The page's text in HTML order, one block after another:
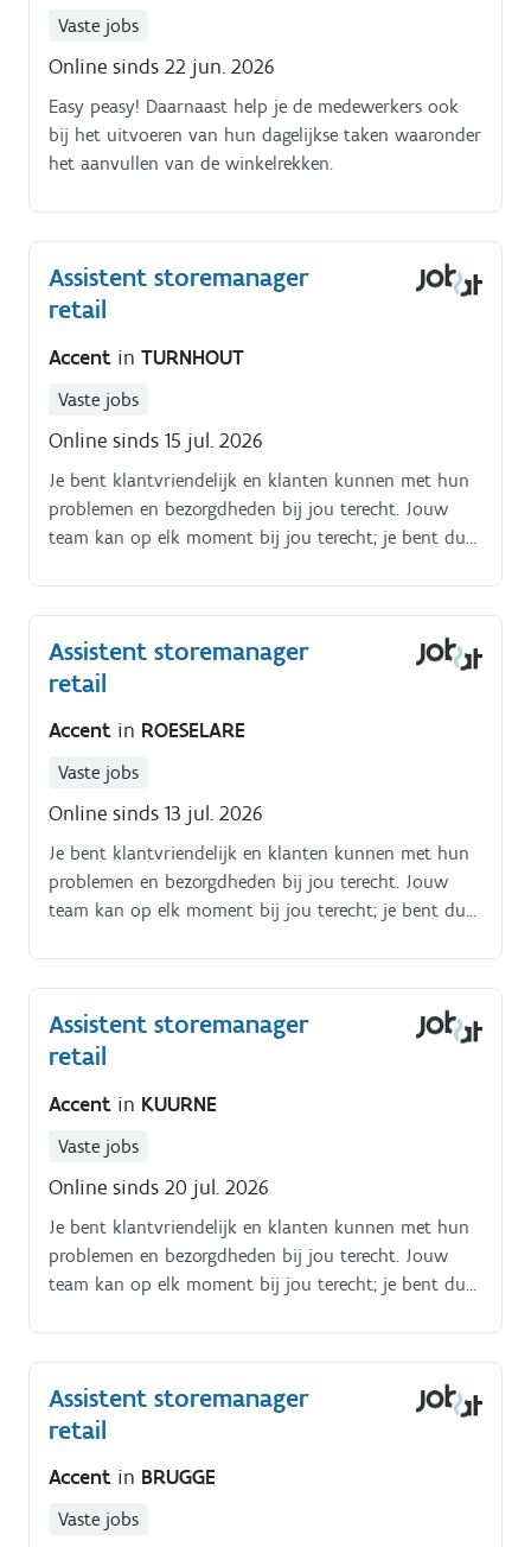
Vaste jobs
Online sinds 22 jun. 2026
Easy peasy! Daarnaast help je de medewerkers ook
bij het uitvoeren van hun dagelijkse taken waaronder
het aanvullen van de winkelrekken.
Assistent storemanager
retail
Accent in TURNHOUT
Vaste jobs
Online sinds 15 jul. 2026
Je bent klantvriendelijk en klanten kunnen met hun
problemen en bezorgdheden bij jou terecht. Jouw
team kan op elk moment bij jou terecht; je bent dus
Assistent storemanager
retail
Accent in ROESELARE
Vaste jobs
Online sinds 13 jul. 2026
Je bent klantvriendelijk en klanten kunnen met hun
problemen en bezorgdheden bij jou terecht. Jouw
team kan op elk moment bij jou terecht; je bent dus
Assistent storemanager
retail
Accent in KUURNE
Vaste jobs
Online sinds 20 jul. 2026
Je bent klantvriendelijk en klanten kunnen met hun
problemen en bezorgdheden bij jou terecht. Jouw
team kan op elk moment bij jou terecht; je bent dus
Assistent storemanager
retail
Accent in BRUGGE
Vaste jobs